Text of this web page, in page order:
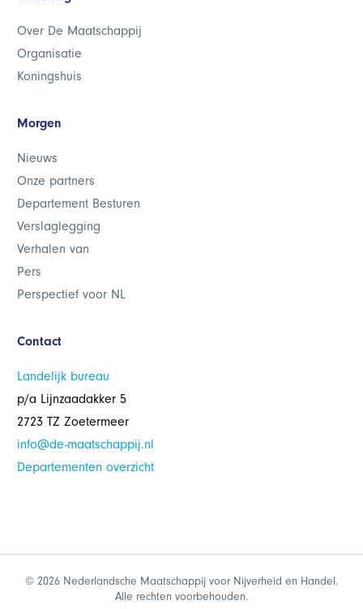
Over De Maatschappij
Organisatie
Koningshuis
Morgen
Nieuws
Onze partners
Departement Besturen
Verslaglegging
Verhalen van
Pers
Perspectief voor NL
Contact
Landelijk bureau
p/a Lijnzaadakker 5
2723 TZ Zoetermeer
info@de-maatschappij.nl
Departementen overzicht
© 2026 Nederlandsche Maatschappij voor Nijverheid en Handel.
Alle rechten voorbehouden.